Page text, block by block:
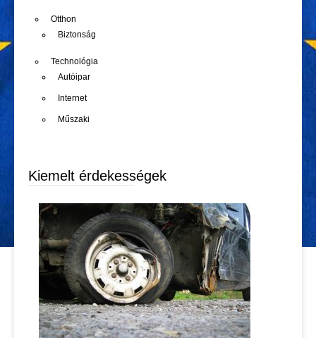
Otthon
Biztonság
Technológia
Autóipar
Internet
Műszaki
Kiemelt érdekességek